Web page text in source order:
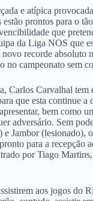
e atípica
prontos para o
que
da Liga NOS que
recorde absoluto
no campeonato sem
Carlos Carvalhal tem
que esta continue a
bem como
adversário. Sem
Jambor (lesionado),
para a recepção
por Tiago
aos jogos do